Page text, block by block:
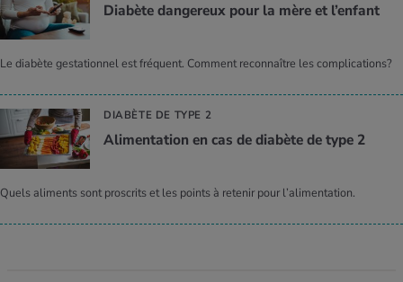
Diabète dangereux pour la mère et l’enfant
Le diabète gestationnel est fréquent. Comment reconnaître les complications?
DIABÈTE DE TYPE 2
Alimentation en cas de diabète de type 2
Quels aliments sont proscrits et les points à retenir pour l’alimentation.